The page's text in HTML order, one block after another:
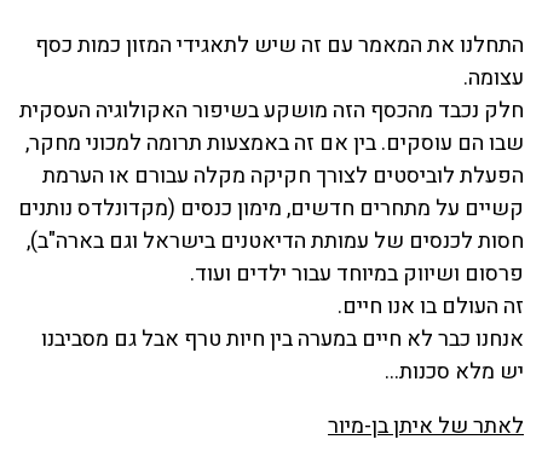
התחלנו את המאמר עם זה שיש לתאגידי המזון כמות כסף
עצומה.
חלק נכבד מהכסף הזה מושקע בשיפור האקולוגיה העסקית
שבו הם עוסקים. בין אם זה באמצעות תרומה למכוני מחקר,
הפעלת לוביסטים לצורך חקיקה מקלה עבורם או הערמת
קשיים על מתחרים חדשים, מימון כנסים (מקדונלדס נותנים
חסות לכנסים של עמותת הדיאטנים בישראל וגם בארה"ב),
פרסום ושיווק במיוחד עבור ילדים ועוד.
זה העולם בו אנו חיים.
אנחנו כבר לא חיים במערה בין חיות טרף אבל גם מסביבנו
יש מלא סכנות…
לאתר של איתן בן-מיור